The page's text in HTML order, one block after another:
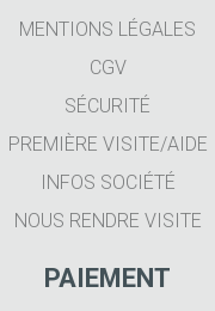
MENTIONS LÉGALES
CGV
SÉCURITÉ
PREMIÈRE VISITE/AIDE
INFOS SOCIÉTÉ
NOUS RENDRE VISITE
PAIEMENT